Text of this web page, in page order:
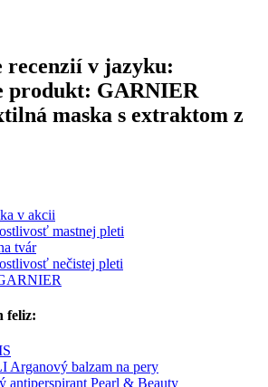
v jazyku:
produkt: GARNIER
maska s extraktom z
v akcii
mastnej pleti
tvár
nečistej pleti
feliz:
balzam na pery
antiperspirant Pearl & Beauty